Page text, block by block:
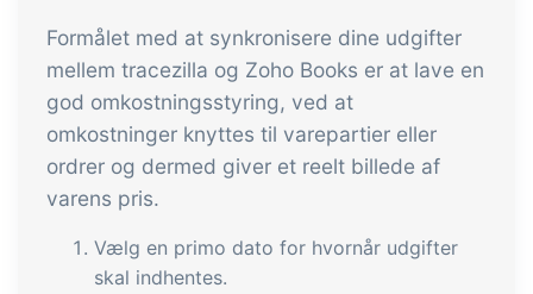
Formålet med at synkronisere dine udgifter
mellem tracezilla og Zoho Books er at lave en
god omkostningsstyring, ved at
omkostninger knyttes til varepartier eller
ordrer og dermed giver et reelt billede af
varens pris.
Vælg en primo dato for hvornår udgifter
skal indhentes.